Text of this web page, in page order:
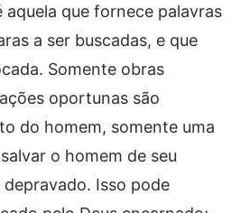
que fornece palavras
a ser buscadas, e que
Somente obras
oportunas são
do homem, somente uma
o homem de seu
Isso pode